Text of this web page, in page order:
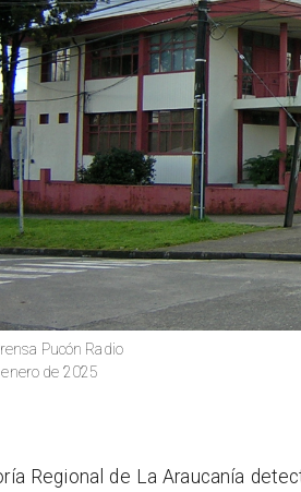
Pucón Radio
de 2025
Regional de La Araucanía